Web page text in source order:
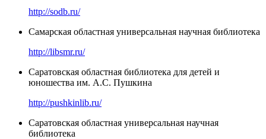
http://sodb.ru/
Самарская областная универсальная научная библиотека
http://libsmr.ru/
Саратовская областная библиотека для детей и
юношества им. А.С. Пушкина
http://pushkinlib.ru/
Саратовская областная универсальная научная
библиотека